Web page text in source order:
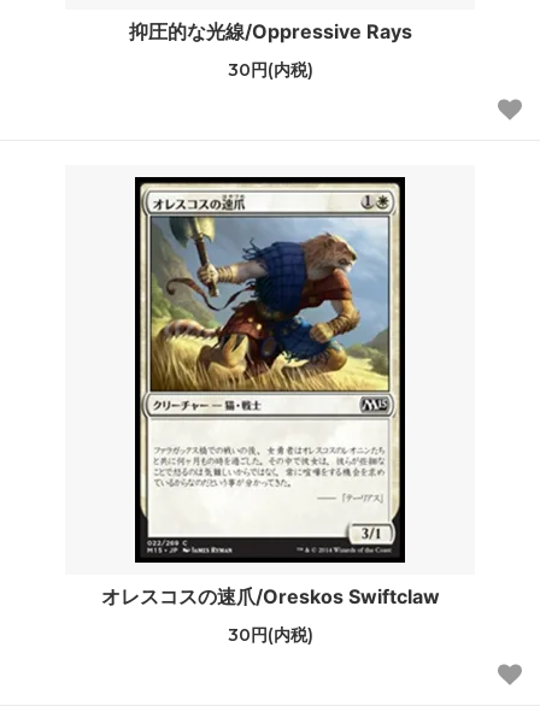
抑圧的な光線/Oppressive Rays
30円(内税)
オレスコスの速爪/Oreskos Swiftclaw
30円(内税)